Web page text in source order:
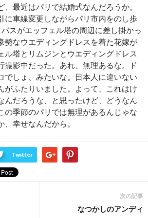
、最近はパリで結婚式なんだろうか。
に車線変更しながらパリ市内をのし歩
スがエッフェル塔の周辺に差し掛かっ
勢なウエディングドレスを着た花嫁が
ル塔とリムジンとウエディングドレス
撮影中だった。あれ、無理あるな。ド
でしょ、みたいな。日本人に違いない
がふたりいました。よって、これはけ
んだろうな、と思ったけど、どうなん
の季節のパリでは無理があるんじゃな
、幸せなんだから。
Twitter
次の記事
なつかしのアンディ